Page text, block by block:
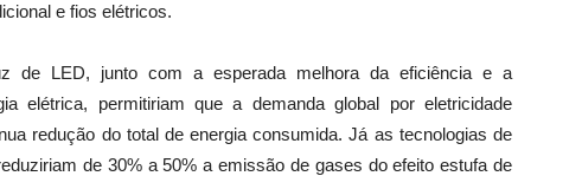
e fios elétricos.
de LED, junto com a esperada melhora da eficiência e a
elétrica, permitiriam que a demanda global por eletricidade
redução do total de energia consumida. Já as tecnologias de
de 30% a 50% a emissão de gases do efeito estufa de